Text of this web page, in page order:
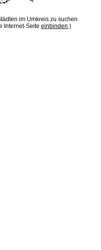
im Umkreis zu suchen.
Internet-Seite einbinden.)